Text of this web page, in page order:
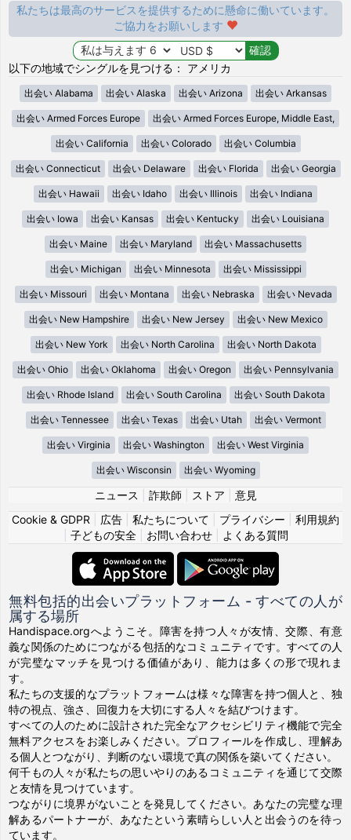
私たちは最高のサービスを提供するために懸命に働いています。
ご協力をお願いします
以下の地域でシングルを見つける： アメリカ
出会い Alabama 出会い Alaska 出会い Arizona 出会い Arkansas
出会い Armed Forces Europe 出会い Armed Forces Europe, Middle East,
出会い California 出会い Colorado 出会い Columbia
出会い Connecticut 出会い Delaware 出会い Florida 出会い Georgia
出会い Hawaii 出会い Idaho 出会い Illinois 出会い Indiana
出会い Iowa 出会い Kansas 出会い Kentucky 出会い Louisiana
出会い Maine 出会い Maryland 出会い Massachusetts
出会い Michigan 出会い Minnesota 出会い Mississippi
出会い Missouri 出会い Montana 出会い Nebraska 出会い Nevada
出会い New Hampshire 出会い New Jersey 出会い New Mexico
出会い New York 出会い North Carolina 出会い North Dakota
出会い Ohio 出会い Oklahoma 出会い Oregon 出会い Pennsylvania
出会い Rhode Island 出会い South Carolina 出会い South Dakota
出会い Tennessee 出会い Texas 出会い Utah 出会い Vermont
出会い Virginia 出会い Washington 出会い West Virginia
出会い Wisconsin 出会い Wyoming
ニュース 詐欺師 ストア
意見
Cookie & GDPR
広告 私たちについて プライバシー
利用規約
子どもの安全| お問い合わせ| よくある質問
無料包括的出会いプラットフォーム - すべての人が
属する場所
Handispace.orgへようこそ。障害を持つ人々が友情、交際、有意
義な関係のためにつながる包括的なコミュニティです。すべての人
が完璧なマッチを見つける価値があり、能力は多くの形で現れま
す。
私たちの支援的なプラットフォームは様々な障害を持つ個人と、独
特の視点、強さ、回復力を大切にする人々を結びつけます。
すべての人のために設計された完全なアクセシビリティ機能で完全
無料アクセスをお楽しみください。プロフィールを作成し、理解あ
る個人とつながり、判断のない環境で真の関係を築いてください。
何千もの人々が私たちの思いやりのあるコミュニティを通じて交際
と友情を見つけています。
つながりに境界がないことを発見してください。あなたの完璧な理
解あるパートナーが、あなたという素晴らしい人と出会うのを待っ
ています。